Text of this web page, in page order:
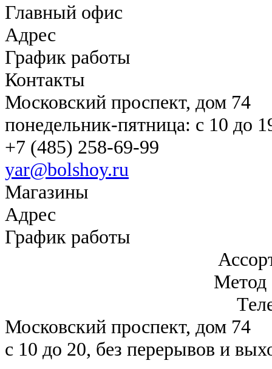
Главный офис
Адрес
График работы
Контакты
Московский проспект, дом 74
понедельник-пятница: c 10 до
+7 (485) 258-69-99
yar@bolshoy.ru
Магазины
Адрес
График работы
Метод
Московский проспект, дом 74
c 10 до 20, без перерывов и